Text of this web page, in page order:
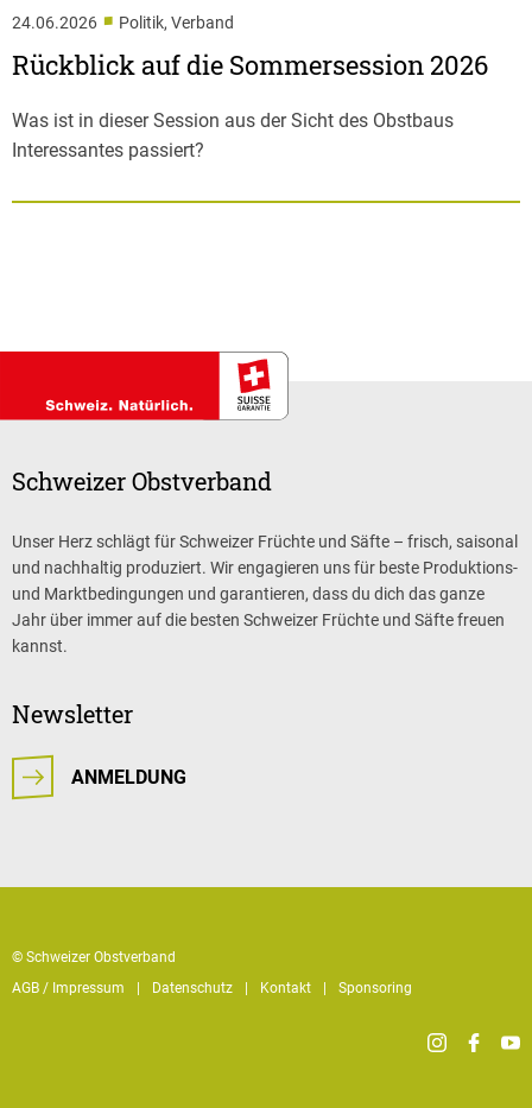
24.06.2026 ■ Politik, Verband
Rückblick auf die Sommersession 2026
Was ist in dieser Session aus der Sicht des Obstbaus
Interessantes passiert?
Schweizer Obstverband
Unser Herz schlägt für Schweizer Früchte und Säfte – frisch, saisonal
und nachhaltig produziert. Wir engagieren uns für beste Produktions-
und Marktbedingungen und garantieren, dass du dich das ganze
Jahr über immer auf die besten Schweizer Früchte und Säfte freuen
kannst.
Newsletter
ANMELDUNG
© Schweizer Obstverband
AGB / Impressum
Datenschutz Kontakt Sponsoring